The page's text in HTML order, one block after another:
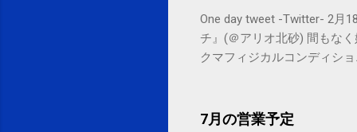
One day tweet -Twitter- 2月
チ』(＠アリオ北砂) 間もな
クマフィジカルコンディシ
7月の営業予定